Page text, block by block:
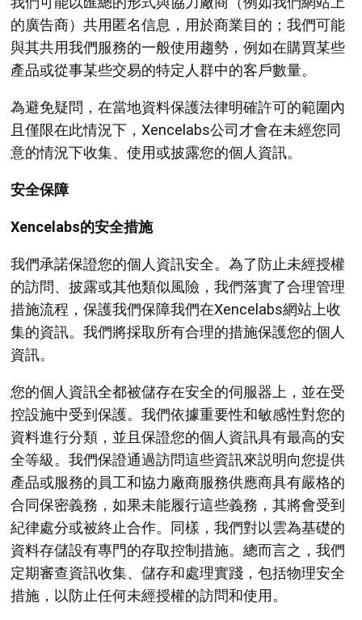
的廣告商）共用匿名信息，用於商業目的；我們可能
與其共用我們服務的一般使用趨勢，例如在購買某些
產品或從事某些交易的特定人群中的客戶數量。
為避免疑問，在當地資料保護法律明確許可的範圍內
且僅限在此情況下，Xencelabs公司才會在未經您同
意的情況下收集、使用或披露您的個人資訊。
安全保障
Xencelabs的安全措施
我們承諾保證您的個人資訊安全。為了防止未經授權
的訪問、披露或其他類似風險，我們落實了合理管理
措施流程，保護我們保障我們在Xencelabs網站上收
集的資訊。我們將採取所有合理的措施保護您的個人
資訊。
您的個人資訊全都被儲存在安全的伺服器上，並在受
控設施中受到保護。我們依據重要性和敏感性對您的
資料進行分類，並且保證您的個人資訊具有最高的安
全等級。我們保證通過訪問這些資訊來説明向您提供
產品或服務的員工和協力廠商服務供應商具有嚴格的
合同保密義務，如果未能履行這些義務，其將會受到
紀律處分或被終止合作。同樣，我們對以雲為基礎的
資料存儲設有專門的存取控制措施。總而言之，我們
定期審查資訊收集、儲存和處理實踐，包括物理安全
措施，以防止任何未經授權的訪問和使用。